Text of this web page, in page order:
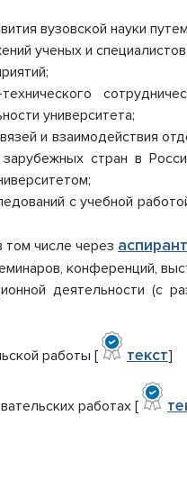
и оснащенность
Доступная среда
и меры поддержки
хозяйственная
места для приема
обучающихся
сотрудничество
организации
вузовской науки
ученых и
университета;
и взаимодействия
зарубежных стран в
с учебной
том числе через
конференций,
деятельности (с
работы [ текст]
работах [